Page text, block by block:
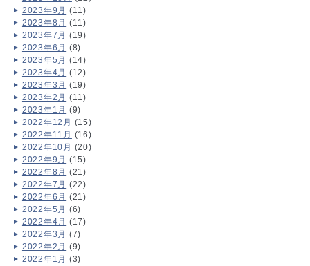
2023年9月 (11)
2023年8月 (11)
2023年7月 (19)
2023年6月 (8)
2023年5月 (14)
2023年4月 (12)
2023年3月 (19)
2023年2月 (11)
2023年1月 (9)
2022年12月 (15)
2022年11月 (16)
2022年10月 (20)
2022年9月 (15)
2022年8月 (21)
2022年7月 (22)
2022年6月 (21)
2022年5月 (6)
2022年4月 (17)
2022年3月 (7)
2022年2月 (9)
2022年1月 (3)